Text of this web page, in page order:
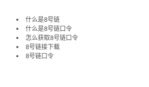
什么是8号链
什么是8号链口令
怎么获取8号链口令
8号链接下载
8号链口令